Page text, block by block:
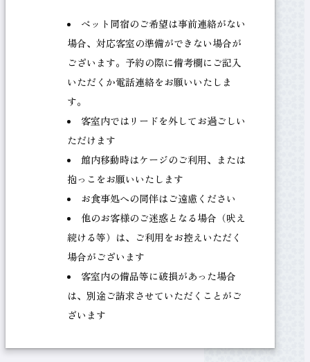
ペット同宿のご希望は事前連絡がない
場合、対応客室の準備ができない場合が
ございます。予約の際に備考欄にご記入
いただくか電話連絡をお願いいたしま
す。
客室内ではリードを外してお過ごしい
ただけます
館内移動時はケージのご利用、または
抱っこをお願いいたします
お食事処への同伴はご遠慮ください
他のお客様のご迷惑となる場合（吠え
続ける等）は、ご利用をお控えいただく
場合がございます
客室内の備品等に破損があった場合
は、別途ご請求させていただくことがご
ざいます